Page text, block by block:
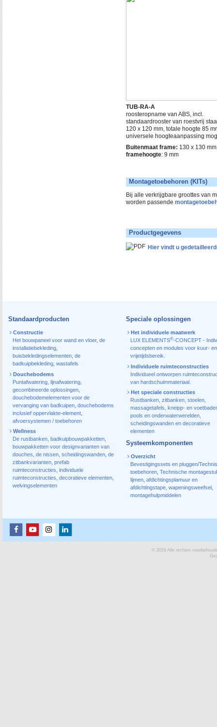
TUB-RA-A
roosteropname van ABS, incl.
standaardrooster van roestvrij
120 x 120 mm, totale hoogte 85
universele hoogteaanpassing
Buitenmaat frame: 130 x 130
framehoogte: 9 mm
Montagetoebehoren (KITs)
Bij alle verkrijgbare groottes van
worden passende
Productgegevens
Hier vindt u
Standaardproducten
Constructie
Het bouwpaneel voor wand en vloer, de
installatiebekleding
buisbekledingselementen de
badkuipbekleding wastafels
Douchebodems
Puntafwatering lijnafwatering
gecombineerde oplossingen
douchebodemelementen voor de
vervanging van badkuipen douchebodems
inclusief oppervlakte-element
afvoersystemen / toebehoren
Wellness
De rustbanken badkuipbouwpakketten
bouwpakketten voor designvarianten van
douches de nissen scheidingswanden de
zitbankvarianten prefab
ruimteconstructies individuele
ruimteconstructies decoratieve elementen
welvingselementen
Speciale oplossingen
Het individuele maatwerk
LUX ELEMENTS®-CONCEPT -
concepten en modules voor kuur- en
vrijetijdsbereik.
Individuele ruimteconstructies
Individueel ontworpen
van hardschuimmateriaal.
Het speciale constructies
Rustbanken, zitbanken, stoelen,
massagetafels, kneipp- en
pools en onderwaterwerelden,
scheidingswanden en decoratieve
elementen
Systeemkomponenten
Overzicht
Bevestigingssets en pluggen/
toebehoren, Technische
lijmen, afdichtingsplamuur en
afdichtingstape, wapeningsweefsel
montagehulpmiddelen
© 2026 Alle rechten